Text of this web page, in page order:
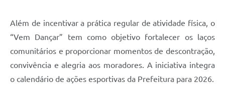
Além de incentivar a prática regular de atividade física, o
“Vem Dançar” tem como objetivo fortalecer os laços
comunitários e proporcionar momentos de descontração,
convivência e alegria aos moradores. A iniciativa integra
o calendário de ações esportivas da Prefeitura para 2026.